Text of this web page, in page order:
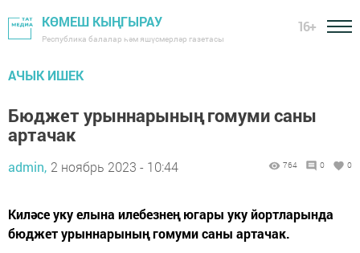
КӨМЕШ КЫҢГЫРАУ
Республика балалар һәм яшүсмерләр газетасы
16+
АЧЫК ИШЕК
Бюджет урыннарының гомуми саны
артачак
admin, 2 ноябрь 2023 - 10:44 764 0 0
Киләсе уку елына илебезнең югары уку йортларында
бюджет урыннарының гомуми саны артачак.